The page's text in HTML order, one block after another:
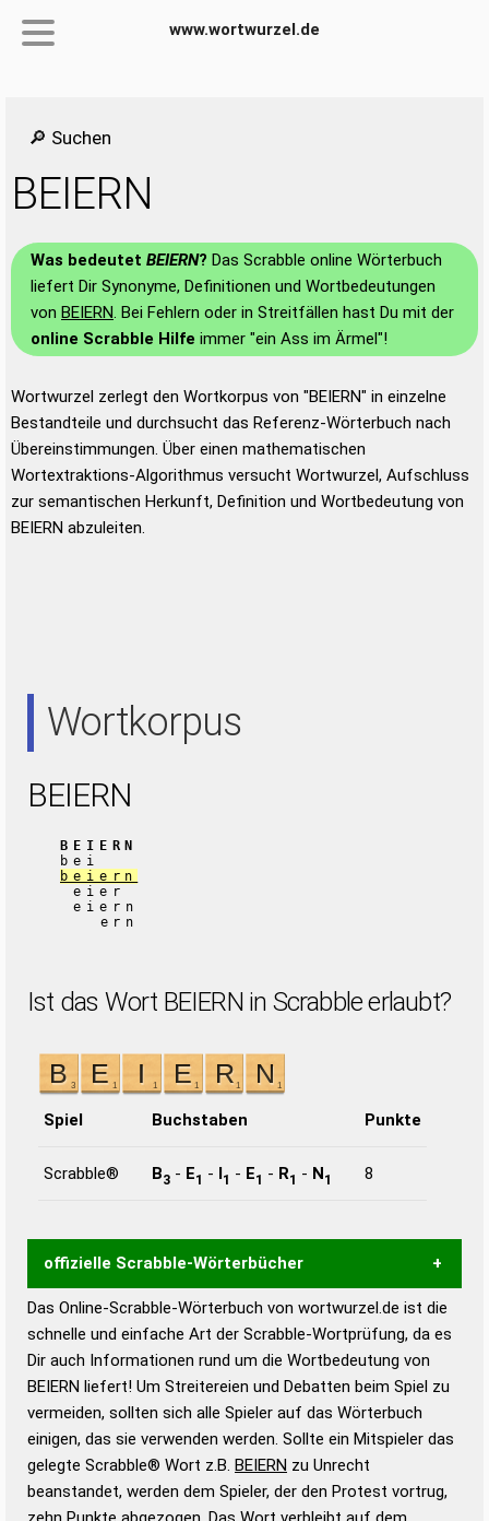
www.wortwurzel.de
🔎 Suchen
BEIERN
Was bedeutet BEIERN? Das Scrabble online Wörterbuch
liefert Dir Synonyme, Definitionen und Wortbedeutungen
von BEIERN. Bei Fehlern oder in Streitfällen hast Du mit der
online Scrabble Hilfe immer "ein Ass im Ärmel"!
Wortwurzel zerlegt den Wortkorpus von "BEIERN" in einzelne
Bestandteile und durchsucht das Referenz-Wörterbuch nach
Übereinstimmungen. Über einen mathematischen
Wortextraktions-Algorithmus versucht Wortwurzel, Aufschluss
zur semantischen Herkunft, Definition und Wortbedeutung von
BEIERN abzuleiten.
Wortkorpus
BEIERN
BEIERN
bei
beiern
eier
eiern
ern
Ist das Wort BEIERN in Scrabble erlaubt?
Spiel Buchstaben Punkte
Scrabble® B3 - E1 - I1 - E1 - R1 - N1 8
offizielle Scrabble-Wörterbücher
Wortwurzel liefert mit Hilfe eines semantischen
Wortanalyse-Algorithmus gute Anhaltspunkte zu
Wortbedeutung, Worttrennung und Wortform, um die
Gültigkeit eines Wortes für das Scrabble-Spiel zu
bestimmen!
zugelassene Turnier Scrabble-
Wörterbücher sind:
Duden – Standardwerk in 12 Bänden
Das Online-Scrabble-Wörterbuch von wortwurzel.de ist die
schnelle und einfache Art der Scrabble-Wortprüfung, da es
Dir auch Informationen rund um die Wortbedeutung von
BEIERN liefert! Um Streitereien und Debatten beim Spiel zu
vermeiden, sollten sich alle Spieler auf das Wörterbuch
einigen, das sie verwenden werden. Sollte ein Mitspieler das
gelegte Scrabble® Wort z.B. BEIERN zu Unrecht
beanstandet, werden dem Spieler, der den Protest vortrug,